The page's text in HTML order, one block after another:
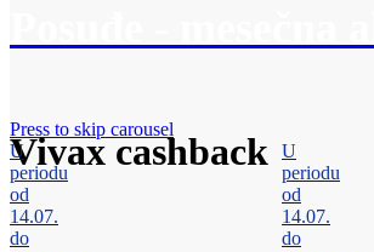
Vivax cashback
Press to skip carousel
U
periodu
od
14.07.
do
U
periodu
od
14.07.
do